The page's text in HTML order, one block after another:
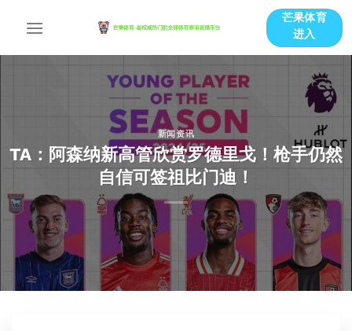
芒果体育
进入
新闻资讯
TA：阿森纳新高管欣赏罗德里戈！枪手仍然
自信可签祖比门迪！